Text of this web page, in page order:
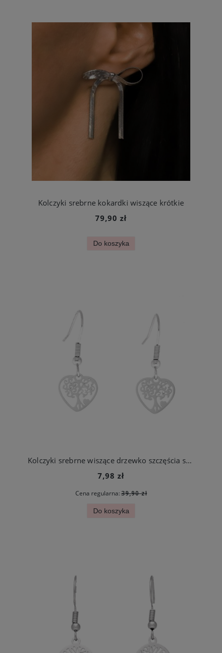
Kolczyki srebrne kokardki wiszące krótkie
79,90 zł
Do koszyka
Kolczyki srebrne wiszące drzewko szczęścia serca stal chirurgiczna 316l
7,98 zł
Cena regularna:39,90 zł
Do koszyka